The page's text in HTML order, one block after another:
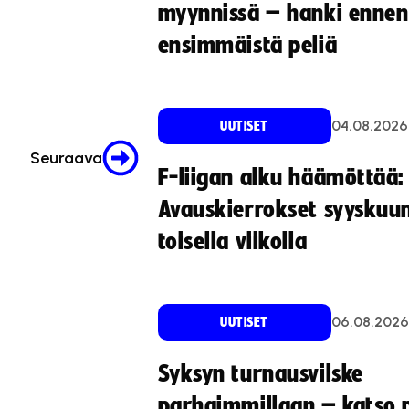
Seuraava
myynnissä – hanki ennen
ensimmäistä peliä
UUTISET 04.08.2026
F-liigan alku häämöttää:
Avauskierrokset
toisella viikolla
UUTISET 06.08.2026
Syksyn turnausvilske